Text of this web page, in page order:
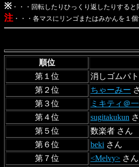
※ ・・・回転したりひっくり返したりする
注 ・・・各マスにリンゴまたはみかんを１
順位
第１位
消しゴムパ
第２位
ちゃーみー
第３位
ミキティ＠
第４位
sugitakukun
第５位
数楽者 さん
第６位
beki さん
第７位
<Melvy> さん